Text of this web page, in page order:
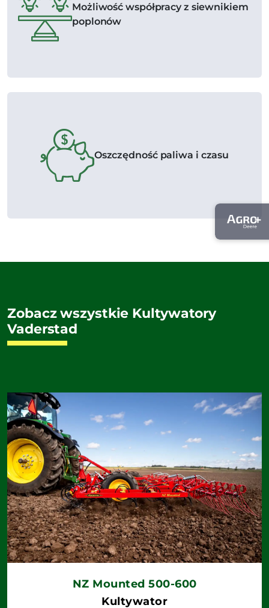
Możliwość współpracy z siewnikiem
poplonów
Oszczędność paliwa i czasu
Zobacz wszystkie Kultywatory
Vaderstad
NZ Mounted 500-600
Kultywator